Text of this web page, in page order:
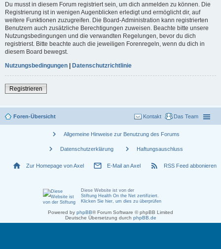
Du musst in diesem Forum registriert sein, um dich anmelden zu können. Die
Registrierung ist in wenigen Augenblicken erledigt und ermöglicht dir, auf
weitere Funktionen zuzugreifen. Die Board-Administration kann registrierten
Benutzern auch zusätzliche Berechtigungen zuweisen. Beachte bitte unsere
Nutzungsbedingungen und die verwandten Regelungen, bevor du dich
registrierst. Bitte beachte auch die jeweiligen Forenregeln, wenn du dich in
diesem Board bewegst.
Nutzungsbedingungen | Datenschutzrichtlinie
Registrieren
Foren-Übersicht Das Team
Kontakt
chevron_right Allgemeine Hinweise zur Benutzung des Forums
chevron_right Datenschutzerklärung chevron_right Haftungsauschluss
home Zur Homepage von Axel mail_outline E-Mail an Axel rss_feed RSS Feed abbonieren
Diese Website ist von der
Stiftung Health On the Net zertifiziert
Klicken Sie hier, um dies zu überprüfen
Powered by phpBB® Forum Software © phpBB Limited
Deutsche Übersetzung durch phpBB.de